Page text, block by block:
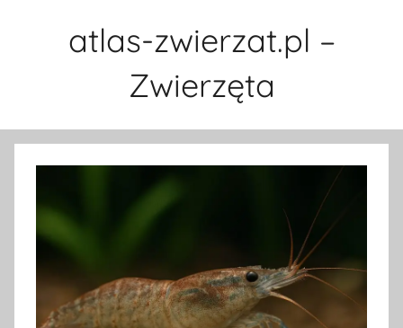
atlas-zwierzat.pl –
Zwierzęta